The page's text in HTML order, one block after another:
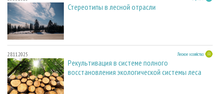
Стереотипы в лесной отрасли
28.11.2025 Лесное хозяйство
Рекультивация в системе полного
восстановления экологической системы леса